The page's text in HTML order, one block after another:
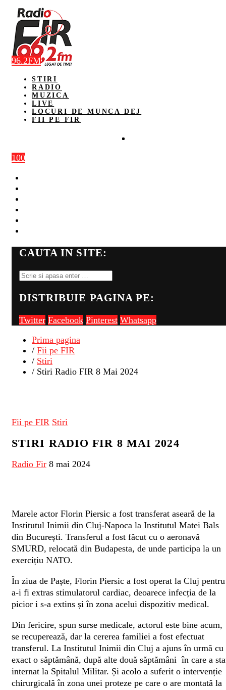
STIRI
RADIO
MUZICA
LIVE
LOCURI DE MUNCA DEJ
FII PE FIR
100
96.2FM
CAUTA IN SITE:
DISTRIBUIE PAGINA PE:
Twitter Facebook Pinterest Whatsapp
Prima pagina
/ Fii pe FIR
/ Stiri
/ Stiri Radio FIR 8 Mai 2024
Fii pe FIR Stiri
STIRI RADIO FIR 8 MAI 2024
Radio Fir 8 mai 2024
Marele actor Florin Piersic a fost transferat aseară de la
Institutul Inimii din Cluj-Napoca la Institutul Matei Bals
din București. Transferul a fost făcut cu o aeronavă
SMURD, relocată din Budapesta, de unde participa la un
exercițiu NATO.
În ziua de Paște, Florin Piersic a fost operat la Cluj pentru
a-i fi extras stimulatorul cardiac, deoarece infecția de la
picior i s-a extins și în zona acelui dispozitiv medical.
Din fericire, spun surse medicale, actorul este bine acum,
se recuperează, dar la cererea familiei a fost efectuat
transferul. La Institutul Inimii din Cluj a ajuns în urmă cu
exact o săptămână, după alte două săptămâni în care a
internat la Spitalul Militar. Și acolo a suferit o intervenție
chirurgicală în zona unei proteze pe care o are montată la